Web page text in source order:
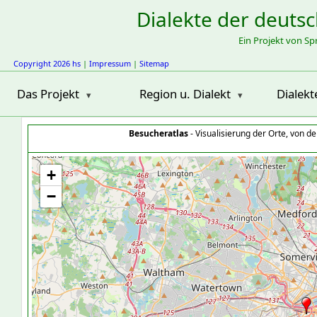
Dialekte der
Ein Projekt von
Copyright 2026 hs | Impressum | Sitemap
Das Projekt Region u. Dialekt
Besucheratlas- Visualisierung der Orte, von
+
−